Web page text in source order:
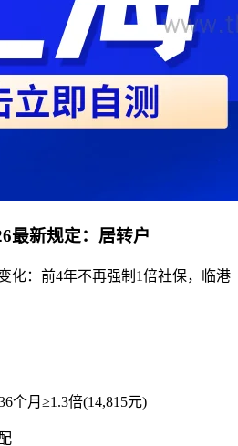
最新规定：居转户
化：前4年不再强制1倍社保，临港
个月≥1.3倍(14,815元)